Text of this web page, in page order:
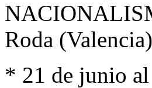
Roda
* 21 de junio